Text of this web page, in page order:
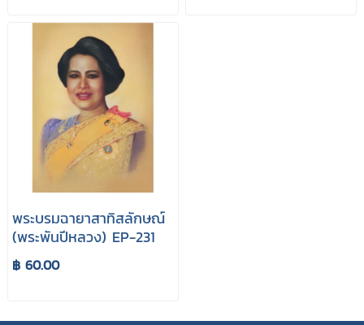
พระบรมฉายาสาทิสลักษณ์
(พระพันปีหลวง) EP-231
฿ 60.00